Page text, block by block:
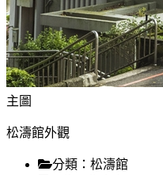
主圖
松濤館外觀
分類： 松濤館